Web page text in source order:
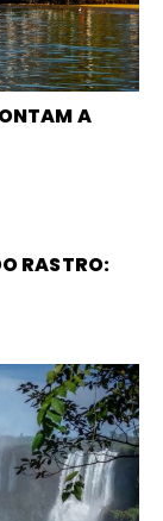
A
RASTRO: